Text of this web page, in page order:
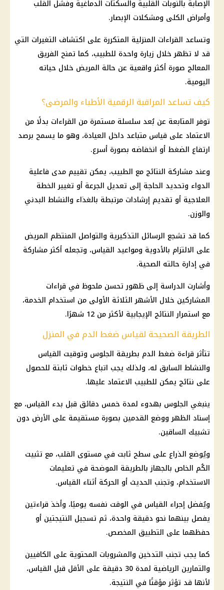
الإصابة بالنوبات القلبية والسكتات الدماغية وفشل القلب
وأمراض الكلى ومشكلات الإبصار.
وتساعد القراءات المنزلية المتكررة على اكتشاف التغيرات التي
قد لا تظهر خلال زيارة واحدة للطبيب، كما تمنح الفريق
المعالج صورة أكثر واقعية عن حالة المريض خلال حياته
اليومية.
كيف تساعد المراقبة الرقمية الأطباء والمرضى؟
توفر المتابعة عن بُعد سلسلة مستمرة من القراءات بدلًا من
الاعتماد على قياس متباعد داخل العيادة، وهو ما يسمح برصد
ارتفاع الضغط أو انخفاضه بصورة أسرع.
وعند مشاركة النتائج مع الطبيب، يمكن تقييم مدى فاعلية
الدواء وتحديد الحاجة إلى تعديل الجرعة أو تغيير الخطة
العلاجية أو تقديم إرشادات مرتبطة بالغذاء والنشاط البدني
والوزن.
كما قد تشجع الرسائل التذكيرية والتواصل المنتظم المريض
على الالتزام بالأدوية ومواعيد القياس، وتجعله أكثر مشاركة
في إدارة حالته الصحية.
وأشارت الدراسة إلى ظهور تحسن ملحوظ في قراءات
المشاركين خلال الأشهر الثلاثة الأولى من استخدام الخدمة،
مع استمرار النتائج الإيجابية لأكثر من 12 شهرًا.
الطريقة الصحيحة لقياس ضغط الدم في المنزل
تتأثر قراءة ضغط الدم بطريقة الجلوس وتوقيت القياس
والنشاط السابق له، ولذلك يجب اتباع خطوات ثابتة للحصول
على نتائج يمكن للطبيب الاعتماد عليها.
ينبغي الجلوس بهدوء لمدة خمس دقائق قبل بدء القياس، مع
إسناد الظهر ووضع القدمين بصورة مستقيمة على الأرض دون
تشبيك الساقين.
ويُوضع الذراع على سطح ثابت في مستوى القلب، مع تثبيت
الكُم الخاص بالجهاز بالطريقة الموضحة في تعليمات
الاستخدام، وتجنب الحديث أو الحركة أثناء القياس.
ويُفضل إجراء القياس في الوقت نفسه يوميًا، وأخذ قراءتين
يفصل بينهما نحو دقيقة واحدة، ثم تسجيل النتيجتين أو
حفظهما على التطبيق المخصص.
كما يجب تجنب التدخين والمشروبات المحتوية على الكافيين
والتمارين الرياضية لمدة 30 دقيقة على الأقل قبل القياس،
لأنها قد تؤثر مؤقتًا في النتيجة.